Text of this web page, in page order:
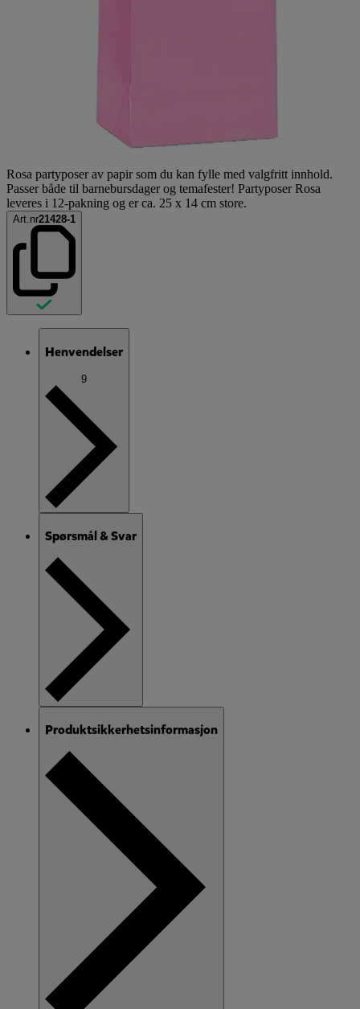
Rosa partyposer av papir som du kan fylle med valgfritt innhold.
Passer både til barnebursdager og temafester! Partyposer Rosa
leveres i 12-pakning og er ca. 25 x 14 cm store.
Art.nr21428-1
Henvendelser
9
Spørsmål & Svar
Produktsikkerhetsinformasjon